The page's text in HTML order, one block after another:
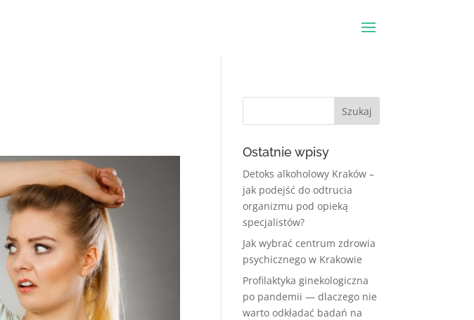
Ostatnie wpisy
Detoks alkoholowy Kraków –
jak podejść do odtrucia
organizmu pod opieką
specjalistów?
Jak wybrać centrum zdrowia
psychicznego w Krakowie
Profilaktyka ginekologiczna
po pandemii — dlaczego nie
warto odkładać badań na